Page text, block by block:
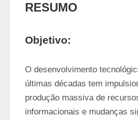
RESUMO
Objetivo:
O desenvolvimento
últimas décadas tem
produção massiva de
informacionais e mudanças